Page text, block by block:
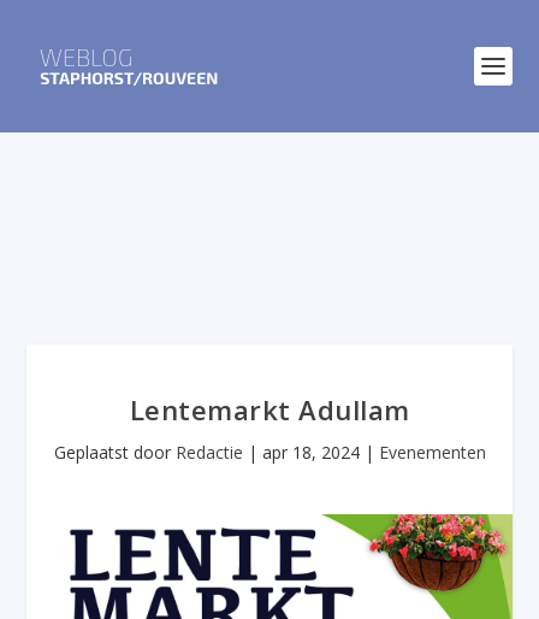
Lentemarkt Adullam
Geplaatst door Redactie | apr 18, 2024| Evenementen